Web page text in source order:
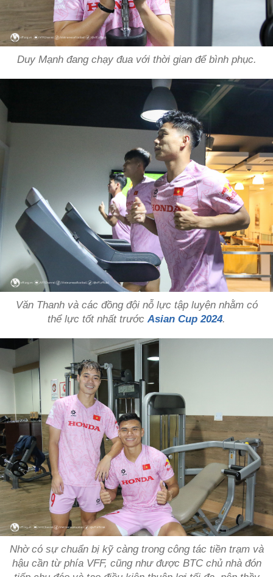
Duy Mạnh đang chạy đua với thời gian để bình phục.
Văn Thanh và các đồng đội nỗ lực tập luyện nhằm có
thể lực tốt nhất trước Asian Cup 2024.
Nhờ có sự chuẩn bị kỹ càng trong công tác tiền trạm và
hậu cần từ phía VFF, cũng như được BTC chủ nhà đón